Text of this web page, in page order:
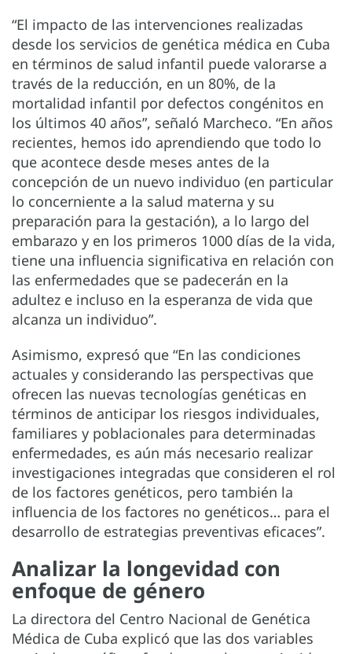
“El impacto de las intervenciones realizadas
desde los servicios de genética médica en Cuba
en términos de salud infantil puede valorarse a
través de la reducción, en un 80%, de la
mortalidad infantil por defectos congénitos en
los últimos 40 años”, señaló Marcheco. “En años
recientes, hemos ido aprendiendo que todo lo
que acontece desde meses antes de la
concepción de un nuevo individuo (en particular
lo concerniente a la salud materna y su
preparación para la gestación), a lo largo del
embarazo y en los primeros 1000 días de la vida,
tiene una influencia significativa en relación con
las enfermedades que se padecerán en la
adultez e incluso en la esperanza de vida que
alcanza un individuo”.
Asimismo, expresó que “En las condiciones
actuales y considerando las perspectivas que
ofrecen las nuevas tecnologías genéticas en
términos de anticipar los riesgos individuales,
familiares y poblacionales para determinadas
enfermedades, es aún más necesario realizar
investigaciones integradas que consideren el rol
de los factores genéticos, pero también la
influencia de los factores no genéticos… para el
desarrollo de estrategias preventivas eficaces”.
Analizar la longevidad con
enfoque de género
La directora del Centro Nacional de Genética
Médica de Cuba explicó que las dos variables